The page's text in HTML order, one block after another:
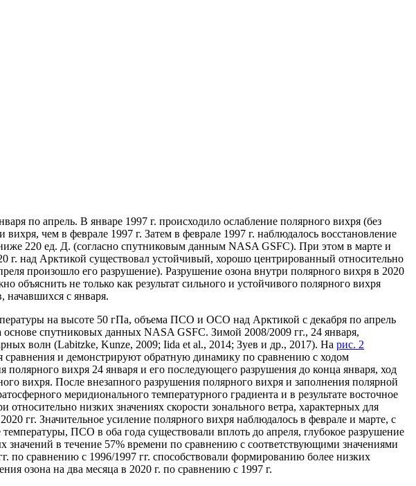
по апрель. В январе 1997 г. происходило ослабление полярного вихря (без
чем в феврале 1997 г. Затем в феврале 1997 г. наблюдалось восстановление
220 ед. Д. (согласно спутниковым данным NASA GSFC). При этом в марте и
г. над Арктикой существовал устойчивый, хорошо центрированный относительно
произошло его разрушение). Разрушение озона внутри полярного вихря в 2020
объяснить не только как результат сильного и устойчивого полярного вихря
начавшихся с января.
на высоте 50 гПа, объема ПСО и ОСО над Арктикой с декабря по апрель
спутниковых данных NASA GSFC. Зимой 2008/2009 гг., 24 января,
волн (Labitzke, Kunze, 2009; Iida et al., 2014; Зуев и др., 2017). На рис. 2
сравнения и демонстрируют обратную динамику по сравнению с ходом
вихря 24 января и его последующего разрушения до конца января, ход
вихря. После внезапного разрушения полярного вихря и заполнения полярной
меридионального температурного градиента и в результате восточное
низких значениях скорости зонального ветра, характерных для
гг. Значительное усиление полярного вихря наблюдалось в феврале и марте, с
ПСО в оба года существовали вплоть до апреля, глубокое разрушение
в течение 57% времени по сравнению с соответствующими значениями
по сравнению с 1996/1997 гг. способствовали формированию более низких
озона на два месяца в 2020 г. по сравнению с 1997 г.